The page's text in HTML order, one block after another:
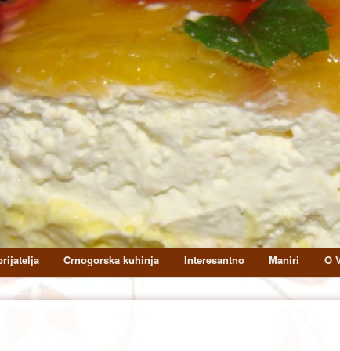
Crnogorska kuhinja Interesantno Maniri O